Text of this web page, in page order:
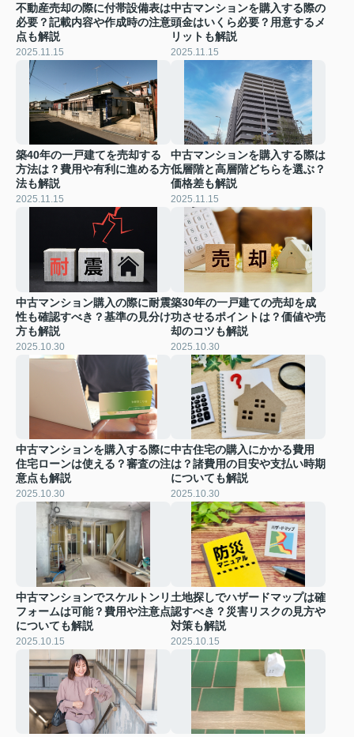
不動産売却の際に付帯設備表は
必要？記載内容や作成時の注意
点も解説
2025.11.15
中古マンションを購入する際の
頭金はいくら必要？用意するメ
リットも解説
2025.11.15
築40年の一戸建てを売却する
方法は？費用や有利に進める方
法も解説
2025.11.15
中古マンションを購入する際は
低層階と高層階どちらを選ぶ？
価格差も解説
2025.11.15
中古マンション購入の際に耐震
性も確認すべき？基準の見分け
方も解説
2025.10.30
築30年の一戸建ての売却を成
功させるポイントは？価値や売
却のコツも解説
2025.10.30
中古マンションを購入する際に
住宅ローンは使える？審査の注
意点も解説
2025.10.30
中古住宅の購入にかかる費用
は？諸費用の目安や支払い時期
についても解説
2025.10.30
中古マンションでスケルトンリ
フォームは可能？費用や注意点
についても解説
2025.10.15
土地探しでハザードマップは確
認すべき？災害リスクの見方や
対策も解説
2025.10.15